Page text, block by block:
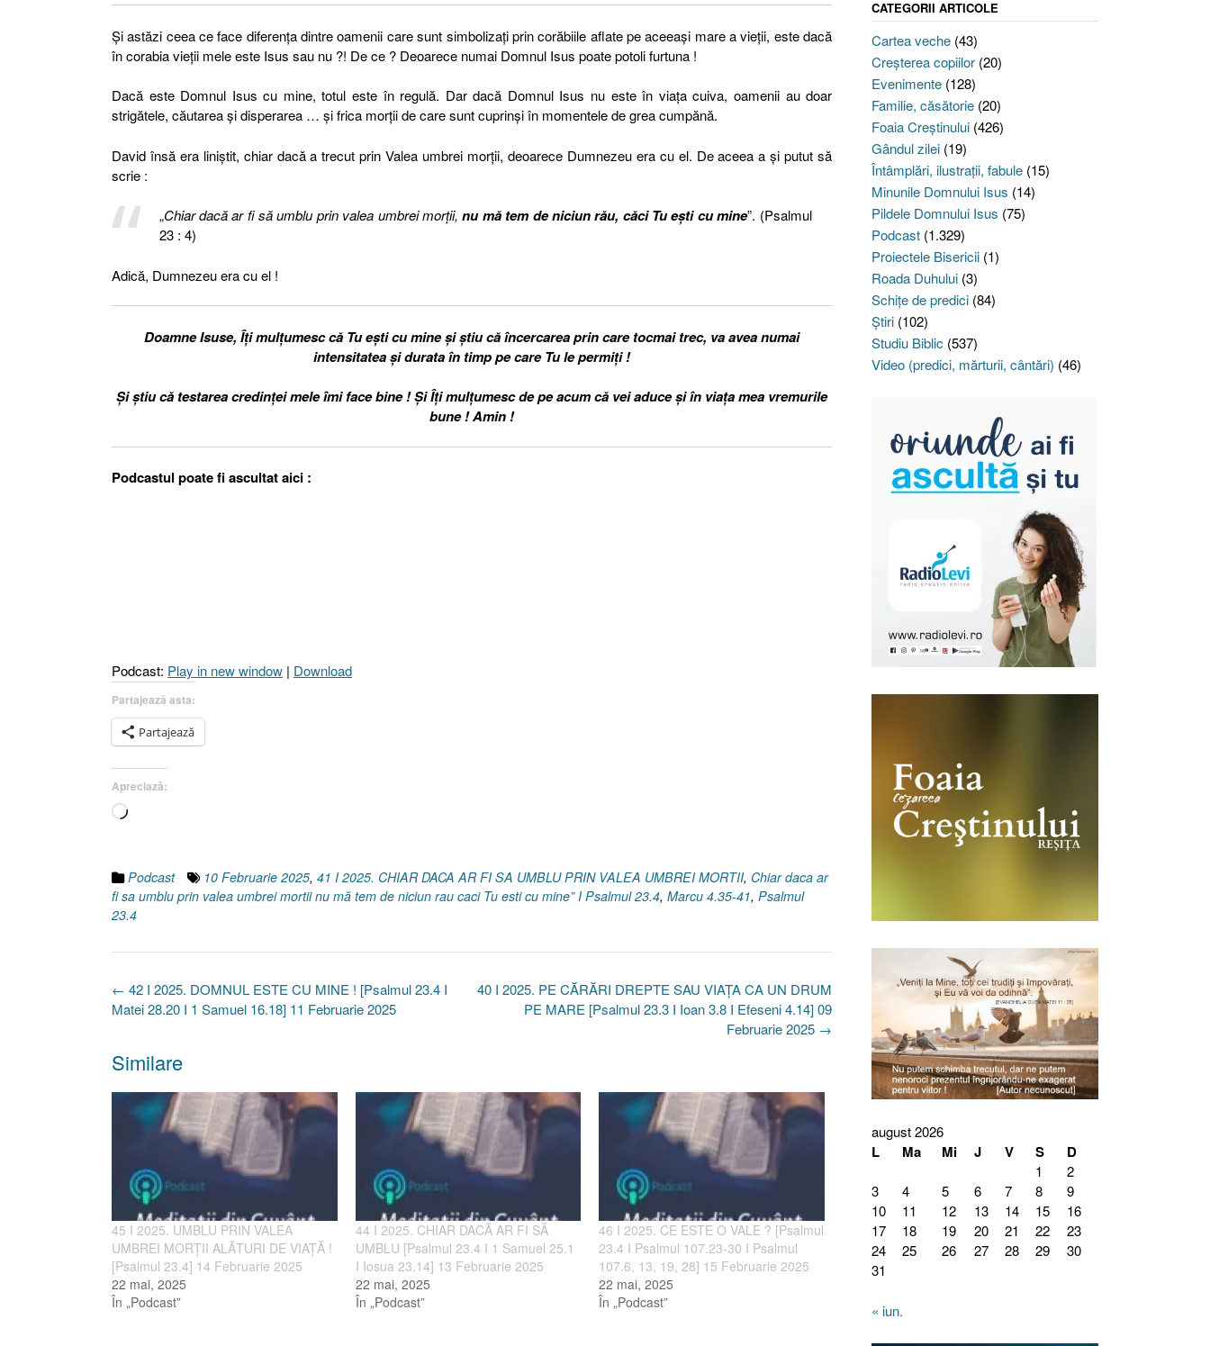
Și astăzi ceea ce face diferența dintre oamenii care sunt simbolizați prin corăbiile aflate pe aceeași mare a vieții, este dacă
în corabia vieții mele este Isus sau nu ?! De ce ? Deoarece numai Domnul Isus poate potoli furtuna !
Dacă este Domnul Isus cu mine, totul este în regulă. Dar dacă Domnul Isus nu este în viața cuiva, oamenii au doar
strigătele, căutarea și disperarea … și frica morții de care sunt cuprinși în momentele de grea cumpănă.
David însă era liniștit, chiar dacă a trecut prin Valea umbrei morții, deoarece Dumnezeu era cu el. De aceea a și putut să
scrie :
„Chiar dacă ar fi să umblu prin valea umbrei morţii,nu mă tem de niciun rău, căci Tu eşti cu mine”. (Psalmul
23 : 4)
Adică, Dumnezeu era cu el !
Doamne Isuse, Îți mulțumesc că Tu ești cu mine și știu că încercarea prin care tocmai trec, va avea numai
intensitatea și durata în timp pe care Tu le permiți !
Și știu că testarea credinței mele îmi face bine ! Și Îți mulțumesc de pe acum că vei aduce și în viața mea vremurile
bune ! Amin !
Podcastul poate fi ascultat aici :
Podcast: Play in new window | Download
Partajează asta:
Partajează
Apreciază:
Încarc...
Podcast 10 Februarie 2025, 41 I 2025. CHIAR DACA AR FI SA UMBLU PRIN VALEA UMBREI MORTII, Chiar daca ar
fi sa umblu prin valea umbrei mortii nu mă tem de niciun rau caci Tu esti cu mine” I Psalmul 23.4, Marcu 4.35-41, Psalmul
23.4
Post
navigation
40 I 2025. PE CĂRĂRI DREPTE SAU VIAȚA CA UN DRUM
PE MARE [Psalmul 23.3 I Ioan 3.8 I Efeseni 4.14] 09
Februarie 2025 →
← 42 I 2025. DOMNUL ESTE CU MINE ! [Psalmul 23.4 I
Matei 28.20 I 1 Samuel 16.18] 11 Februarie 2025
Similare
45 I 2025. UMBLU PRIN VALEA
UMBREI MORȚII ALĂTURI DE VIAȚĂ !
[Psalmul 23.4] 14 Februarie 2025
22 mai, 2025
În „Podcast”
44 I 2025. CHIAR DACĂ AR FI SĂ
UMBLU [Psalmul 23.4 I 1 Samuel 25.1
I Iosua 23.14] 13 Februarie 2025
22 mai, 2025
În „Podcast”
46 I 2025. CE ESTE O VALE ? [Psalmul
23.4 I Psalmul 107.23-30 I Psalmul
107.6, 13, 19, 28] 15 Februarie 2025
22 mai, 2025
În „Podcast”
CATEGORII ARTICOLE
Cartea veche(43)
Creşterea copiilor(20)
Evenimente(128)
Familie, căsătorie(20)
Foaia Creştinului(426)
Gândul zilei(19)
Întâmplări, ilustraţii, fabule(15)
Minunile Domnului Isus (14)
Pildele Domnului Isus (75)
Podcast(1.329)
Proiectele Bisericii(1)
Roada Duhului(3)
Schiţe de predici(84)
Ştiri(102)
Studiu Biblic (537)
Video (predici, mărturii, cântări) (46)
august 2026
L Ma Mi J V S D
1
2
3
4 5 6 7 8
9
10
11 12 13 14 15
16
17
18 19 20 21 22
23
24
25 26 27 28 29
30
31
« iun.